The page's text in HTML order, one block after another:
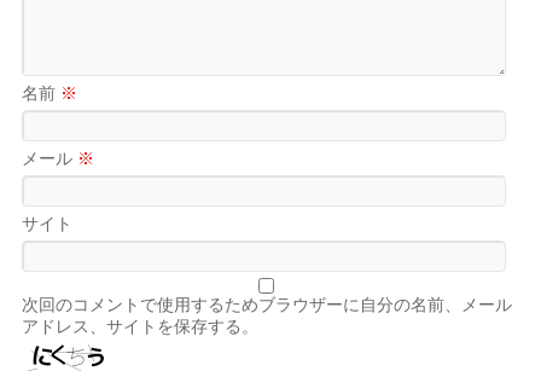
名前 ※
メール ※
サイト
次回のコメントで使用するためブラウザーに自分の名前、メール
アドレス、サイトを保存する。